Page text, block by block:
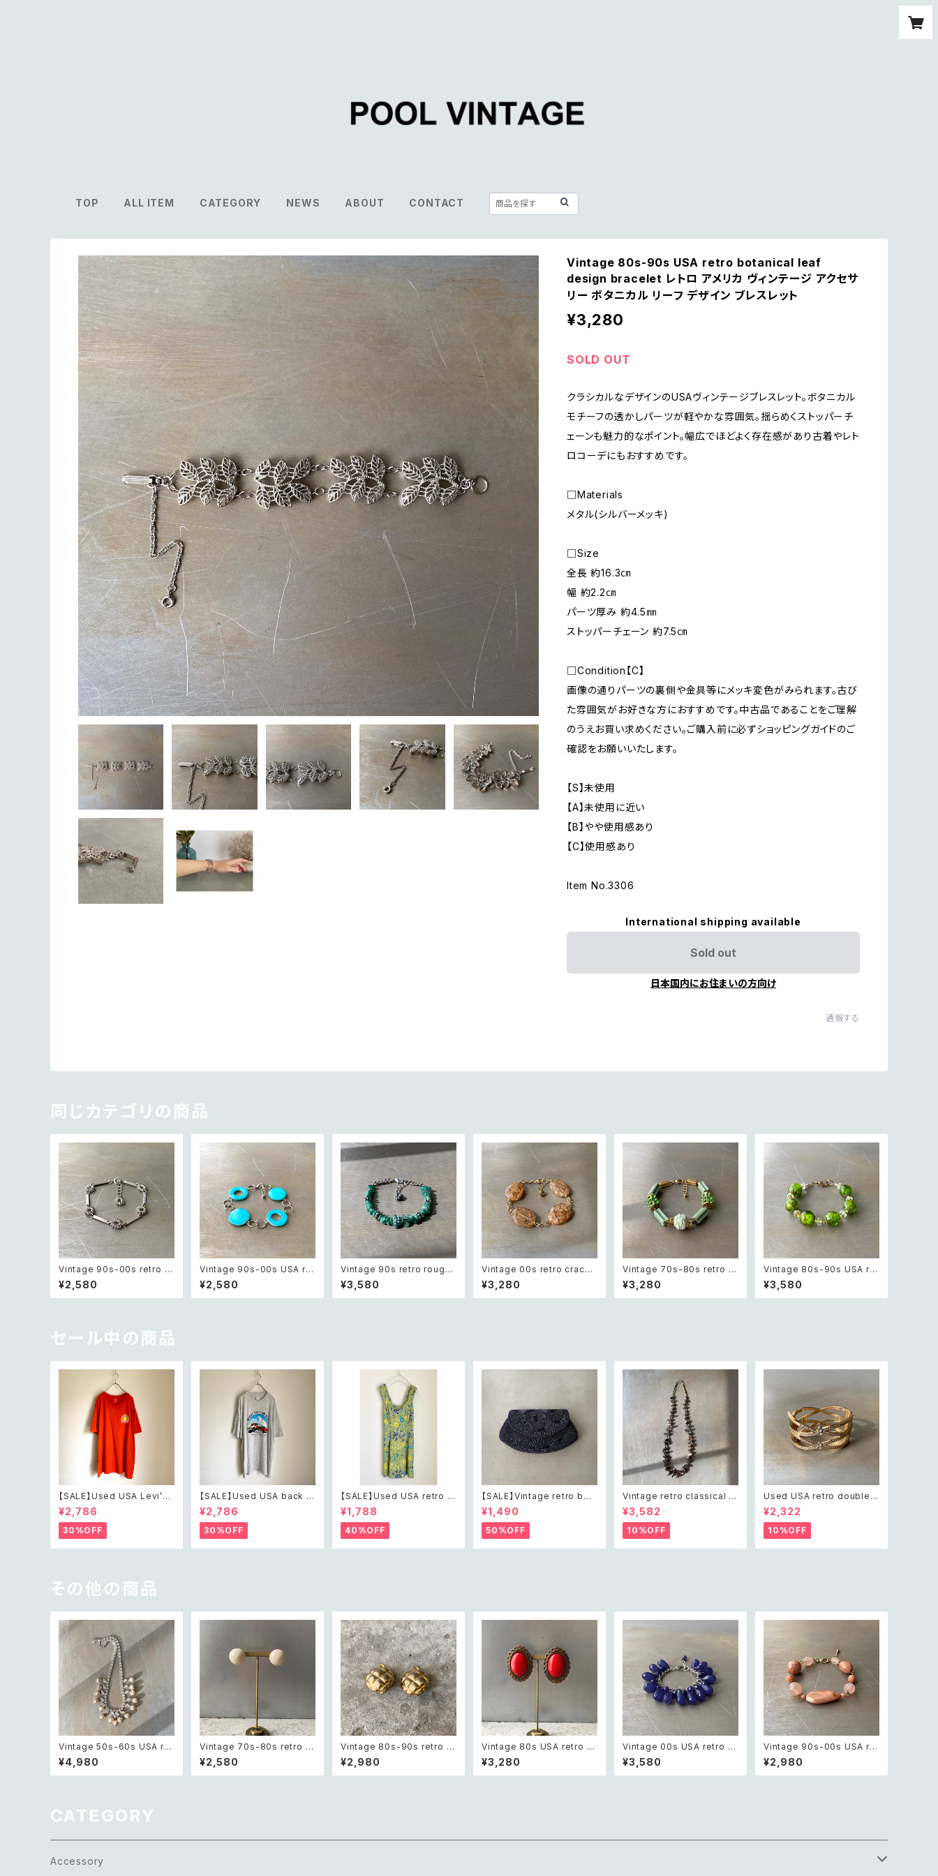
TOP ALL ITEM CATEGORY NEWS ABOUT CONTACT
Vintage 80s-90s USA retro botanical leaf
design bracelet レトロ アメリカ ヴィンテージ アクセサ
リー ボタニカル リーフ デザイン ブレスレット
¥3,280
SOLD OUT
クラシカルなデザインのUSAヴィンテージブレスレット。ボタニカル
モチーフの透かしパーツが軽やかな雰囲気。揺らめくストッパーチ
ェーンも魅力的なポイント。幅広でほどよく存在感があり古着やレト
ロコーデにもおすすめです。
□Materials
メタル(シルバーメッキ)
□Size
全長 約16.3㎝
幅 約2.2㎝
パーツ厚み 約4.5㎜
ストッパーチェーン 約7.5㎝
□Condition【C】
画像の通りパーツの裏側や金具等にメッキ変色がみられます。古び
た雰囲気がお好きな方におすすめです。中古品であることをご理解
のうえお買い求めください。ご購入前に必ずショッピングガイドのご
確認をお願いいたします。
【S】未使用
【A】未使用に近い
【B】やや使用感あり
【C】使用感あり
Item No.3306
International shipping available
Sold out
日本国内にお住まいの方向け
通報する
同じカテゴリの商品
Vintage 90s-00s retro m
etal wire flower chain br
acelet レトロ ヴィンテージ
アクセサリー シルバー メタル
¥2,580
Vintage 90s-00s USA ret
ro blue shell beads brac
elet レトロ アメリカ ヴィンテ
ージ アクセサリー ブルー シ
¥2,580
Vintage 90s retro rough
cut green aventurine bra
celet レトロ ヴィンテージ ア
クセサリー 天然石 ラフカット
¥3,580
Vintage 00s retro crack
beads bracelet レトロ ヴィ
ンテージ アクセサリー クラッ
ク ビーズ ブレスレット
¥3,280
Vintage 70s-80s retro gr
een bijou classical bead
s bracelet レトロ ヴィンテ
ージ アクセサリー グリーン
¥3,280
Vintage 80s-90s USA ret
ro green glass beads br
acelet レトロ アメリカ ヴィ
ンテージ アクセサリー グリー
¥3,580
セール中の商品
【SALE】Used USA Levi’s
sunrise design orange t
shirt レトロ アメリカ ユーズ
ド 古着 リーバイス サンライズ
デザイン オレンジ Tシャツ X
XL
¥2,786
30%OFF
【SALE】Used USA back t
o the 80s car design t sh
irt レトロ アメリカ ユーズド
古着 カーデザイン ライトグレ
ー Tシャツ XXL
¥2,786
30%OFF
【SALE】Used USA retro b
otanical flower salopett
e short pants レトロ アメリ
カ ユーズド 古着 ライトグリー
ン ボタニカル フラワー サロペ
ット ショートパンツ
¥1,788
40%OFF
【SALE】Vintage retro bea
ds embroidery navy blue
pouch レトロ ヴィンテージ
ホワイト ビーズ刺繍 ネイビー
紺色 ポーチ
¥1,490
50%OFF
Vintage retro classical ro
ugh cut shell beads nec
klace レトロ ヴィンテージ ア
クセサリー クラシカル ラフカ
ット シェル ビーズ ネックレス
¥3,582
10%OFF
Used USA retro double c
ross crystal bijou bangle
レトロ アメリカ ユーズド アク
セサリー ゴールド ダブル クロ
ス ビジュー バングル
¥2,322
10%OFF
その他の商品
Vintage 50s-60s USA ret
ro crystal bijou×pearl ne
cklace レトロ アメリカ ヴィ
ンテージ アクセサリー クリス
¥4,980
Vintage 70s-80s retro o
ffwhite round cabochon
earrings レトロ ヴィンテー
ジ アクセサリー オフホワイト
¥2,580
Vintage 80s-90s retro q
uilting design earring レト
ロ ヴィンテージ アクセサリー
ゴールド キルティング デザイ
¥2,980
Vintage 80s USA retro re
d stone big earring レトロ
アメリカ ヴィンテージ アクセ
サリー レッド ストーン ビッグ
¥3,280
Vintage 00s USA retro n
avy blue drop beads bra
celet レトロ アメリカ ヴィン
テージ アクセサリー ネイビー
¥3,580
Vintage 90s-00s USA ret
ro pink×gold marble bea
ds bracelet レトロ アメリカ
ヴィンテージ アクセサリー ピ
¥2,980
CATEGORY
Accessory